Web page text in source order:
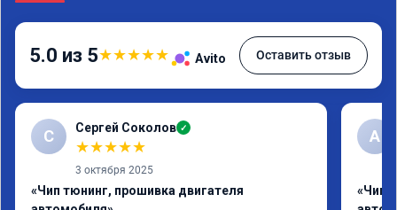
5.0 из 5★★★★★ Avito Оставить отзыв
С Сергей Соколов ✓
★★★★★
3 октября 2025
«Чип тюнинг, прошивка двигателя
А
«Чип